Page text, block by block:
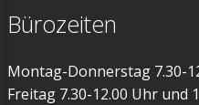
Bürozeiten
Montag-Donnerstag 7.30-
Freitag 7.30-12.00 Uhr und